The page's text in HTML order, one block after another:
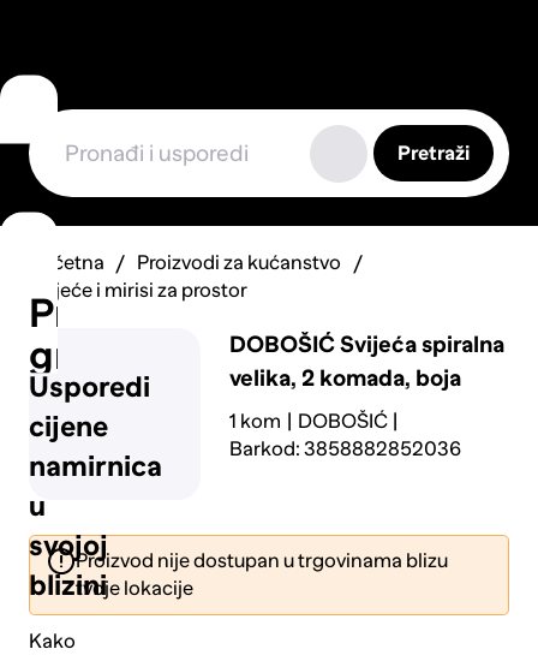
Usporedi
cijene
namirnica
u
svojoj
blizini
Kako
Prijavi
grešku
Pretraži
Početna
Proizvodi za kućanstvo
Svijeće i mirisi za prostor
DOBOŠIĆSvijeća spiralna
velika, 2 komada, boja
1 kom
DOBOŠIĆ
Barkod: 3858882852036
Proizvod nije dostupan u trgovinama blizu
tvoje lokacije